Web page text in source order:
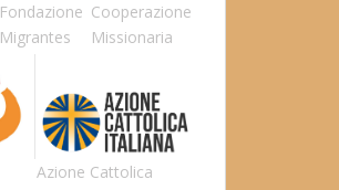
Fondazione
Migrantes
Cooperazione
Missionaria
Azione Cattolica